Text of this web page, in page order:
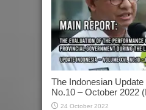
The Indonesian
No.10 – October 2022
24 October 2022